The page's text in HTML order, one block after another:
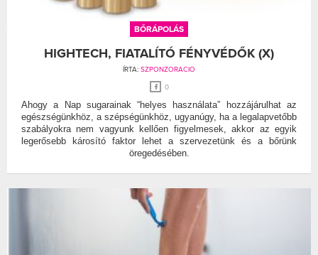
BŐRÁPOLÁS
HIGHTECH, FIATALÍTÓ FÉNYVÉDŐK (X)
ÍRTA: SZPONZORACIO
0
Ahogy a Nap sugarainak “helyes használata” hozzájárulhat az
egészségünkhöz, a szépségünkhöz, ugyanúgy, ha a legalapvetőbb
szabályokra nem vagyunk kellően figyelmesek, akkor az egyik
legerősebb károsító faktor lehet a szervezetünk és a bőrünk
öregedésében.